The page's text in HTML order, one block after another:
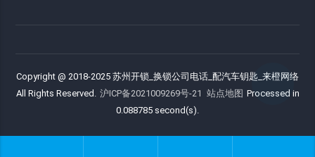
Copyright @ 2018-2025 苏州开锁_换锁公司电话_配汽车钥匙_来橙网络
All Rights Reserved.
沪ICP备2021009269号-21 站点地图 Processed in
0.088785 second(s).